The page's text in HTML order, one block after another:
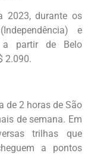
2023, durante os
e
a partir de Belo
2.090.
de 2 horas de São
de semana. Em
trilhas que
a pontos